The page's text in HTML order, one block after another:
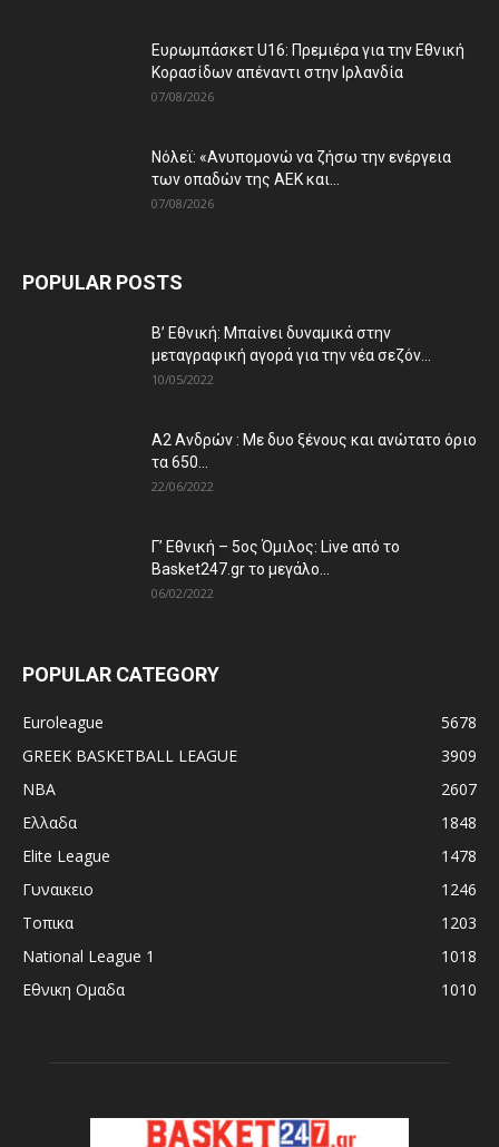
Ευρωμπάσκετ U16: Πρεμιέρα για την Εθνική
Κορασίδων απέναντι στην Ιρλανδία
07/08/2026
Νόλεϊ: «Ανυπομονώ να ζήσω την ενέργεια
των οπαδών της ΑΕΚ και...
07/08/2026
POPULAR POSTS
Β’ Εθνική: Μπαίνει δυναμικά στην
μεταγραφική αγορά για την νέα σεζόν...
10/05/2022
Α2 Ανδρών : Με δυο ξένους και ανώτατο όριο
τα 650...
22/06/2022
Γ’ Εθνική – 5ος Όμιλος: Live από το
Basket247.gr το μεγάλο...
06/02/2022
POPULAR CATEGORY
Euroleague
5678
GREEK BASKETBALL LEAGUE
3909
NBA
2607
Ελλαδα
1848
Elite League
1478
Γυναικειο
1246
Τοπικα
1203
National League 1
1018
Εθνικη Ομαδα
1010